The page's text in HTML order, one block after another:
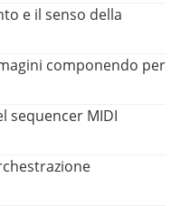
e il senso della
componendo per
sequencer MIDI